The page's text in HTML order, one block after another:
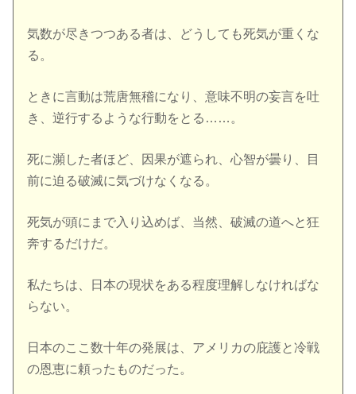
気数が尽きつつある者は、どうしても死気が重くな
る。
ときに言動は荒唐無稽になり、意味不明の妄言を吐
き、逆行するような行動をとる……。
死に瀕した者ほど、因果が遮られ、心智が曇り、目
前に迫る破滅に気づけなくなる。
死気が頭にまで入り込めば、当然、破滅の道へと狂
奔するだけだ。
私たちは、日本の現状をある程度理解しなければな
らない。
日本のここ数十年の発展は、アメリカの庇護と冷戦
の恩恵に頼ったものだった。